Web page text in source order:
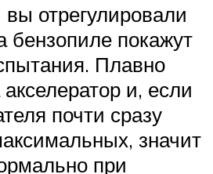
отрегулировали
бензопиле покажут
Плавно
и, если
почти сразу
значит
при